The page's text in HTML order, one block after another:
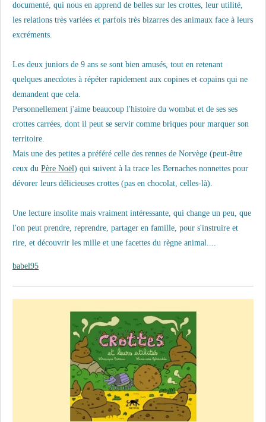
documenté, qui nous en apprend de belles sur les crottes, leur utilité,
les relations très variées et parfois très bizarres des animaux face à leurs
excréments.
Les deux juniors de 9 ans se sont bien amusés, tout en retenant
quelques anecdotes à répéter rapidement aux copines et copains qui ne
demandent que cela.
Personnellement j'aime beaucoup l'histoire du wombat et de ses ses
crottes carrées, dont il peut se servir comme briques pour marquer son
territoire.
Mais une des petites a préféré celle des rennes de Norvège (peut-être
ceux du Père Noël) qui suivent à la trace les Bernaches nonnettes pour
dévorer leurs délicieuses crottes (pas en chocolat, celles-là).
Une lecture insolite mais vraiment intéressante, qui change un peu, que
l'on peut prendre, reprendre, partager en famille, pour s'instruire et
rire, et découvrir les mille et une facettes du règne animal....
babel95